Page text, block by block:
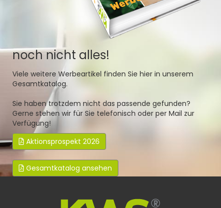
noch nicht alles!
Viele weitere Werbeartikel finden Sie hier in unserem
Gesamtkatalog.
Sie haben trotzdem nicht das passende gefunden?
Gerne stehen wir für Sie telefonisch oder per Mail zur
Verfügung!
Aktionsprospekt 2026
Gesamtkatalog ansehen